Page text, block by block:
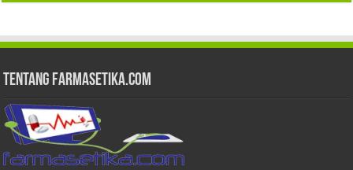
Tentang Farmasetika.com